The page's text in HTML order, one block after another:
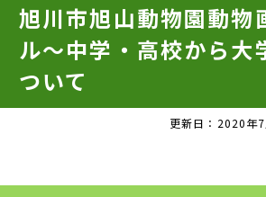
旭川市旭山動物園動物
ル～中学・高校から大
ついて
更新日：2020年